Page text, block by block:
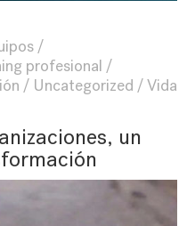
profesional
Uncategorized Vida
un